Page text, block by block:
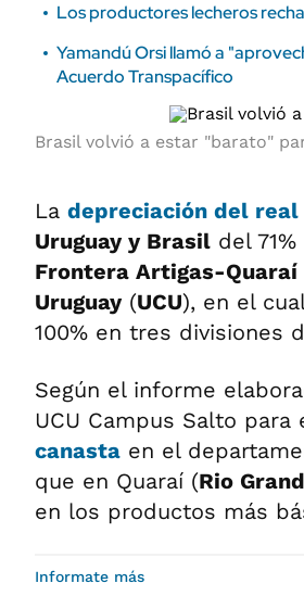
Los productores lecheros
Yamandú Orsi llamó a
Acuerdo Transpacífico
Brasil volvió a estar "barato"
La depreciación del real
Uruguay y Brasil del
Frontera Artigas-Quaraí
Uruguay(UCU), en el
100% en tres divisiones
Según el informe
UCU Campus Salto
canasta en el
que en Quaraí (Rio
en los productos más
Informate más